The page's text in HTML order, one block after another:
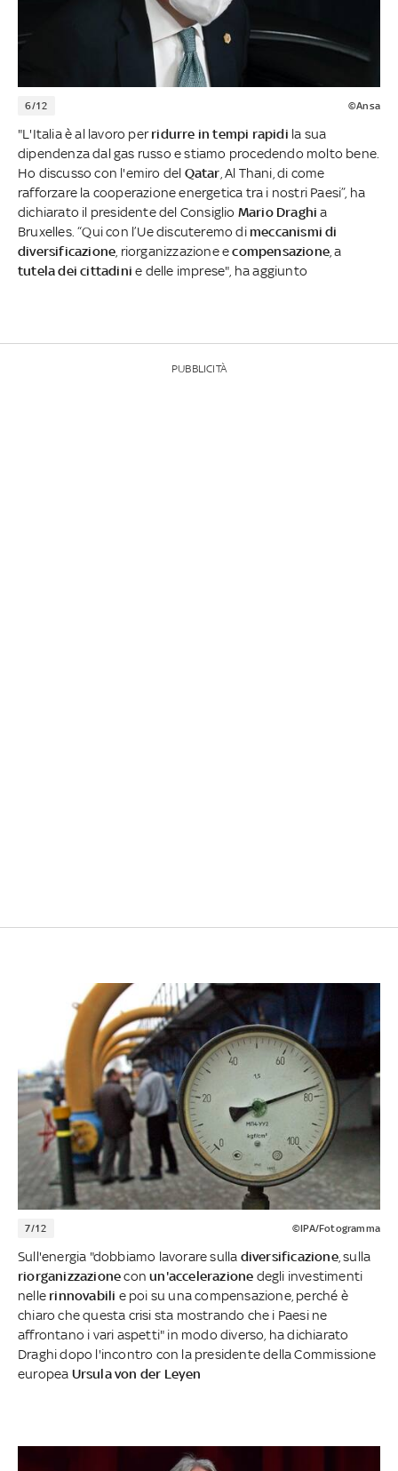
6/12 ©Ansa
"L'Italia è al lavoro perridurre in tempi rapidi la sua
dipendenza dal gas russo e stiamo procedendo molto bene.
Ho discusso con l'emiro del Qatar , Al Thani, di come
rafforzare la cooperazione energetica tra i nostri Paesi”, ha
dichiarato il presidente del Consiglio Mario Draghi a
Bruxelles. “Qui con l’Ue discuteremo di meccanismi di
diversificazione , riorganizzazione ecompensazione , a
tutela dei cittadini e delle imprese", ha aggiunto
PUBBLICITÀ
7/12 ©IPA/Fotogramma
Sull'energia "dobbiamo lavorare sulla diversificazione, sulla
riorganizzazioneconun'accelerazione degli investimenti
nelle rinnovabili e poi su una compensazione, perché è
chiaro che questa crisi sta mostrando che i Paesi ne
affrontano i vari aspetti" in modo diverso, ha dichiarato
Draghi dopo l'incontro con la presidente della Commissione
europea Ursula von der Leyen